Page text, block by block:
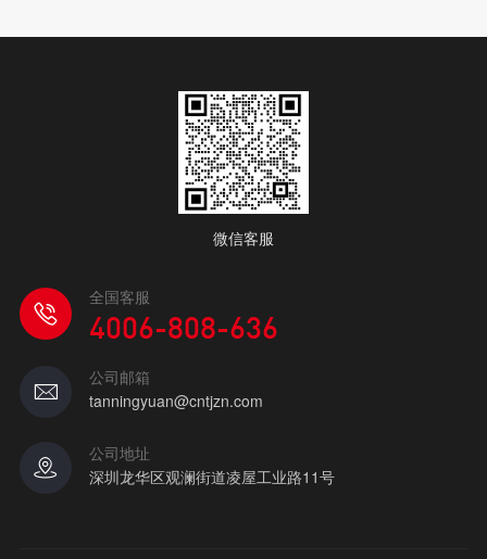
微信客服
全国客服
4006-808-636
公司邮箱
tanningyuan@cntjzn.com
公司地址
深圳龙华区观澜街道凌屋工业路11号